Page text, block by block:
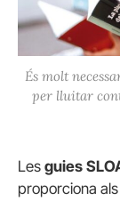
És molt
per lluitar
Les guies
proporciona